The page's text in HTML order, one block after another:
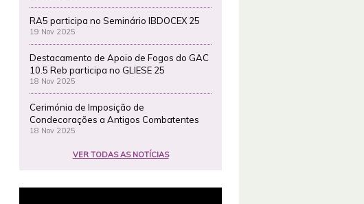
RA5 participa no Seminário IBDOCEX 25
19 Nov 2025
Destacamento de Apoio de Fogos do GAC
10.5 Reb participa no GLIESE 25
18 Nov 2025
Cerimónia de Imposição de
Condecorações a Antigos Combatentes
18 Nov 2025
VER TODAS AS NOTÍCIAS